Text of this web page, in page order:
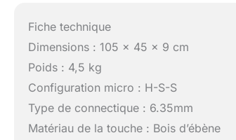
Fiche technique
Dimensions : 105 x 45 x 9 cm
Poids : 4,5 kg
Configuration micro : H-S-S
Type de connectique : 6.35mm
Matériau de la touche : Bois d’ébène